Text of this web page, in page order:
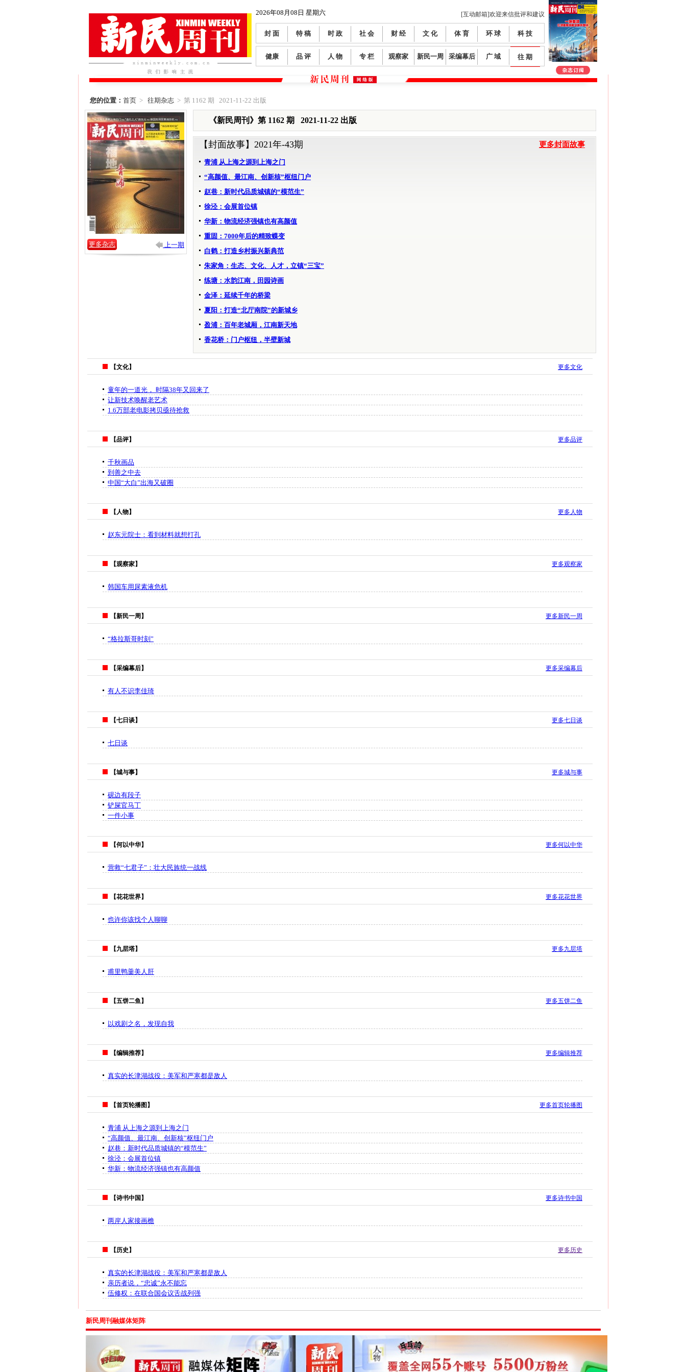
2026年08月08日 星期六 [互动邮箱]欢迎来信批评和建议
封 面 特 稿 时 政 社 会 财 经 文 化 体 育 环 球 科 技
健康 品 评 人 物 专 栏 观察家 新民一周 采编幕后 广 域 往 期
您的位置： 首页 > 往期杂志 > 第 1162 期 2021-11-22 出版
更多杂志 上一期
《新民周刊》第 1162 期 2021-11-22 出版
【封面故事】 2021年-43期 更多封面故事
青浦 从上海之源到上海之门
“高颜值、最江南、创新核”枢纽门户
赵巷：新时代品质城镇的“模范生”
徐泾：会展首位镇
华新：物流经济强镇也有高颜值
重固：7000年后的精致蝶变
白鹤：打造乡村振兴新典范
朱家角：生态、文化、人才，立镇“三宝”
练塘：水韵江南，田园诗画
金泽：延续千年的桥梁
夏阳：打造“北厅南院”的新城乡
盈浦：百年老城厢，江南新天地
香花桥：门户枢纽，半壁新城
【文化】 更多文化
童年的一道光， 时隔38年又回来了
让新技术唤醒老艺术
1.6万部老电影拷贝亟待抢救
【品评】 更多品评
千秋画品
到善之中去
中国“大白”出海又破圈
【人物】 更多人物
赵东元院士：看到材料就想打孔
【观察家】 更多观察家
韩国车用尿素液危机
【新民一周】 更多新民一周
“格拉斯哥时刻”
【采编幕后】 更多采编幕后
有人不识李佳琦
【七日谈】 更多七日谈
七日谈
【城与事】 更多城与事
砚边有段子
铲屎官马丁
一件小事
【何以中华】 更多何以中华
营救“七君子”：壮大民族统一战线
【花花世界】 更多花花世界
也许你该找个人聊聊
【九层塔】 更多九层塔
甫里鸭羹美人肝
【五饼二鱼】 更多五饼二鱼
以戏剧之名，发现自我
【编辑推荐】 更多编辑推荐
真实的长津湖战役：美军和严寒都是敌人
【首页轮播图】 更多首页轮播图
青浦 从上海之源到上海之门
“高颜值、最江南、创新核”枢纽门户
赵巷：新时代品质城镇的“模范生”
徐泾：会展首位镇
华新：物流经济强镇也有高颜值
【诗书中国】 更多诗书中国
两岸人家接画檐
【历史】 更多历史
真实的长津湖战役：美军和严寒都是敌人
亲历者说，“忠诚”永不能忘
伍修权：在联合国会议舌战列强
新民周刊融媒体矩阵